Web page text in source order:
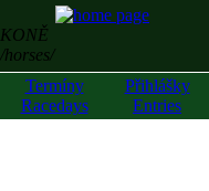
KONĚ
/horses/
Termíny
Racedays
Přihlášky
Entries